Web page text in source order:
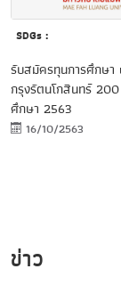
SDGs :
รับสมัครทุนการศึกษา
กรุงรัตนโกสินทร์
ศึกษา 2563
16/10/2563
ข่าว